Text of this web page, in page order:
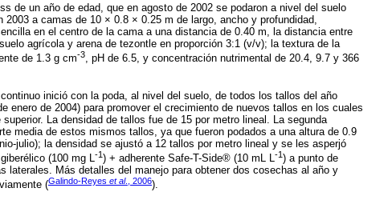
de un año de edad, que en agosto de 2002 se podaron a nivel del suelo
a camas de 10 × 0.8 × 0.25 m de largo, ancho y profundidad,
en el centro de la cama a una distancia de 0.40 m, la distancia entre
agrícola y arena de tezontle en proporción 3:1 (v/v); la textura de la
de 1.3 g cm-3
, pH de 6.5, y concentración nutrimental de 20.4, 9.7 y 366
inició con la poda, al nivel del suelo, de todos los tallos del año
enero de 2004) para promover el crecimiento de nuevos tallos en los cuales
La densidad de tallos fue de 15 por metro lineal. La segunda
media de estos mismos tallos, ya que fueron podados a una altura de 0.9
julio); la densidad se ajustó a 12 tallos por metro lineal y se les asperjó
(100 mg L -1) + adherente Safe-T-Side® (10 mL L -1) a punto de
laterales. Más detalles del manejo para obtener dos cosechas al año y
(Galindo-Reyes et al., 2006).